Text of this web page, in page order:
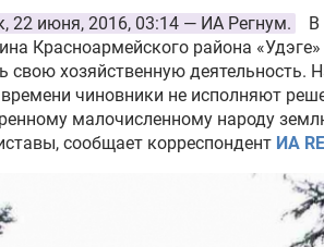
, 22 июня, 2016, 03:14 — ИА Регнум.
В
Красноармейского района
свою хозяйственную деятельность.
чиновники не исполняют
малочисленному народу
сообщает корреспондент ИА